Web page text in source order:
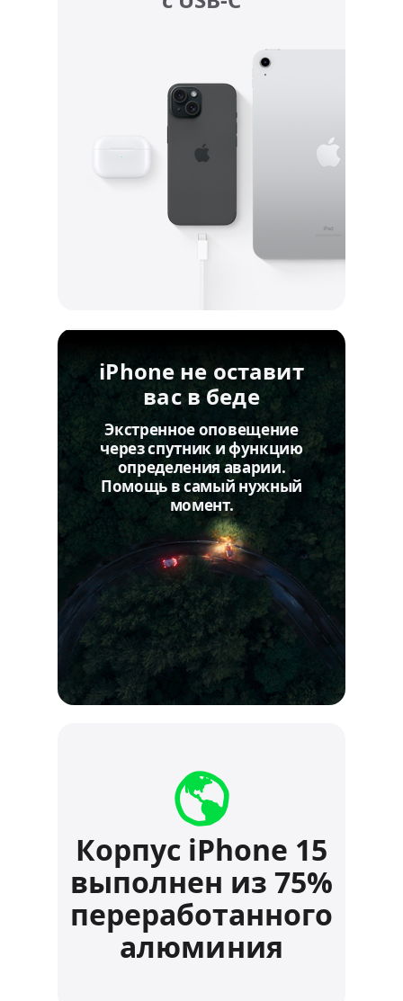
iPhone не оставит
вас в беде
Экстренное оповещение
через спутник и функцию
определения аварии.
Помощь в самый нужный
момент.
Корпус iPhone 15
выполнен из 75%
переработанного
алюминия